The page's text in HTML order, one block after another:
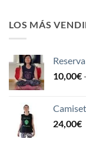
LOS MÁS
10,00€-
24,00€